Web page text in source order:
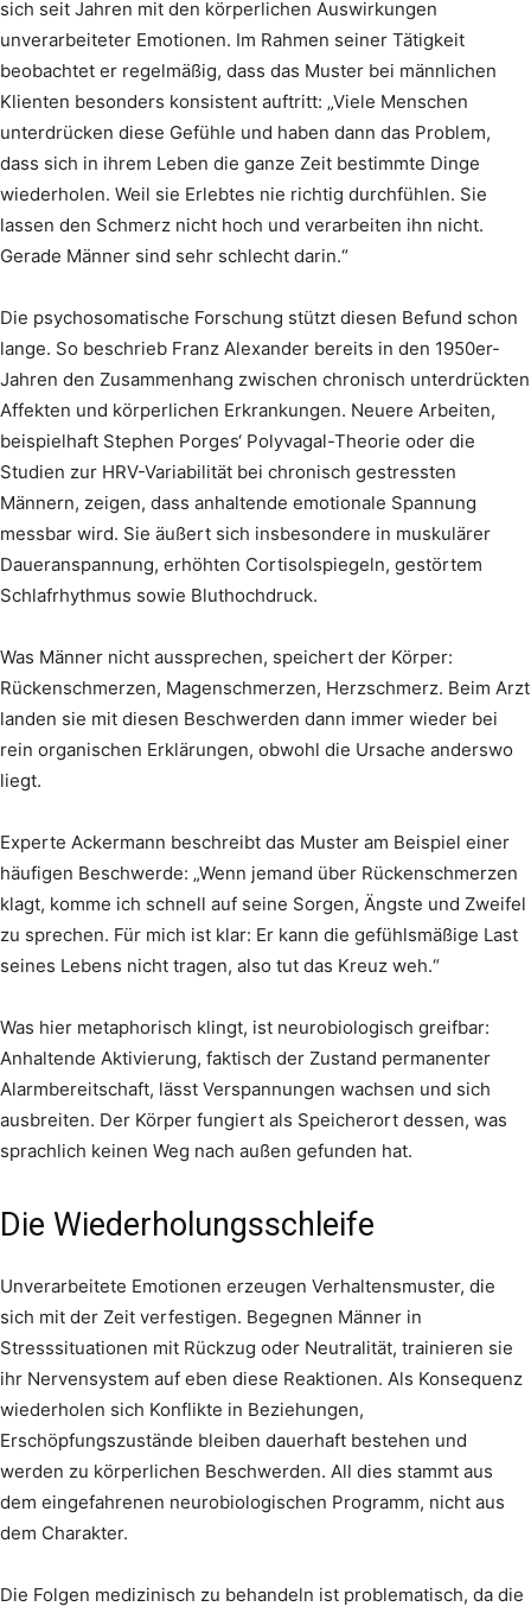
sich seit Jahren mit den körperlichen Auswirkungen
unverarbeiteter Emotionen. Im Rahmen seiner Tätigkeit
beobachtet er regelmäßig, dass das Muster bei männlichen
Klienten besonders konsistent auftritt: „Viele Menschen
unterdrücken diese Gefühle und haben dann das Problem,
dass sich in ihrem Leben die ganze Zeit bestimmte Dinge
wiederholen. Weil sie Erlebtes nie richtig durchfühlen. Sie
lassen den Schmerz nicht hoch und verarbeiten ihn nicht.
Gerade Männer sind sehr schlecht darin.“
Die psychosomatische Forschung stützt diesen Befund schon
lange. So beschrieb Franz Alexander bereits in den 1950er-
Jahren den Zusammenhang zwischen chronisch unterdrückten
Affekten und körperlichen Erkrankungen. Neuere Arbeiten,
beispielhaft Stephen Porges‘ Polyvagal-Theorie oder die
Studien zur HRV-Variabilität bei chronisch gestressten
Männern, zeigen, dass anhaltende emotionale Spannung
messbar wird. Sie äußert sich insbesondere in muskulärer
Daueranspannung, erhöhten Cortisolspiegeln, gestörtem
Schlafrhythmus sowie Bluthochdruck.
Was Männer nicht aussprechen, speichert der Körper:
Rückenschmerzen, Magenschmerzen, Herzschmerz. Beim Arzt
landen sie mit diesen Beschwerden dann immer wieder bei
rein organischen Erklärungen, obwohl die Ursache anderswo
liegt.
Experte Ackermann beschreibt das Muster am Beispiel einer
häufigen Beschwerde: „Wenn jemand über Rückenschmerzen
klagt, komme ich schnell auf seine Sorgen, Ängste und Zweifel
zu sprechen. Für mich ist klar: Er kann die gefühlsmäßige Last
seines Lebens nicht tragen, also tut das Kreuz weh.“
Was hier metaphorisch klingt, ist neurobiologisch greifbar:
Anhaltende Aktivierung, faktisch der Zustand permanenter
Alarmbereitschaft, lässt Verspannungen wachsen und sich
ausbreiten. Der Körper fungiert als Speicherort dessen, was
sprachlich keinen Weg nach außen gefunden hat.
Die Wiederholungsschleife
Unverarbeitete Emotionen erzeugen Verhaltensmuster, die
sich mit der Zeit verfestigen. Begegnen Männer in
Stresssituationen mit Rückzug oder Neutralität, trainieren sie
ihr Nervensystem auf eben diese Reaktionen. Als Konsequenz
wiederholen sich Konflikte in Beziehungen,
Erschöpfungszustände bleiben dauerhaft bestehen und
werden zu körperlichen Beschwerden. All dies stammt aus
dem eingefahrenen neurobiologischen Programm, nicht aus
dem Charakter.
Die Folgen medizinisch zu behandeln ist problematisch, da die